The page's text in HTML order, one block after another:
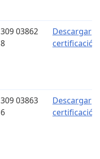
309 03862
8
Descargar
certificación
309 03863
6
Descargar
certificación